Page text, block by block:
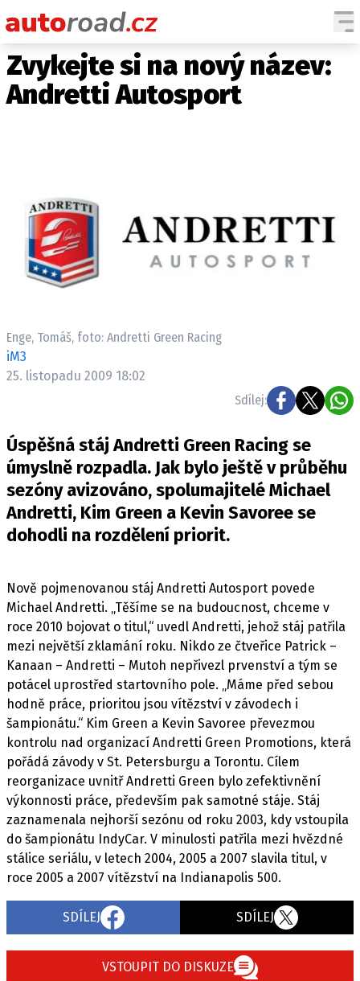
AUTA
TESTY AUT
ZAJÍMAVOSTI
TECHNIKA
EKONOMIKA
PROFI
TRH S ELEKTROMOBILY
RALLY
OSTATNÍ
Z DOMOVA
ZE SVĚTA
MOTORSPORT
PIT LANE
ČEŠI V AKCI
FIA CEZ & POHÁRY
MEZINÁRODNÍ SCÉNA
SLEDUJTE NÁS NA|
Pošlete e-mail na autoroad.cz
ETICKÝ KODEX
Zvykejte si na nový název:
Andretti Autosport
Enge, Tomáš, foto: Andretti Green Racing
iM3
25. listopadu 2009 18:02
Sdílej:
Úspěšná stáj Andretti Green Racing se
úmyslně rozpadla. Jak bylo ještě v průběhu
sezóny avizováno, spolumajitelé Michael
Andretti, Kim Green a Kevin Savoree se
dohodli na rozdělení priorit.
Nově pojmenovanou stáj Andretti Autosport povede
Michael Andretti. „Těšíme se na budoucnost, chceme v
roce 2010 bojovat o titul,“ uvedl Andretti, jehož stáj patřila
mezi největší zklamání roku. Nikdo ze čtveřice Patrick –
Kanaan – Andretti – Mutoh nepřivezl prvenství a tým se
potácel uprostřed startovního pole. „Máme před sebou
hodně práce, prioritou jsou vítězství v závodech i
šampionátu.“ Kim Green a Kevin Savoree převezmou
kontrolu nad organizací Andretti Green Promotions, která
pořádá závody v St. Petersburgu a Torontu. Cílem
reorganizace uvnitř Andretti Green bylo zefektivnění
výkonnosti práce, především pak samotné stáje. Stáj
zaznamenala nejhorší sezónu od roku 2003, kdy vstoupila
do šampionátu IndyCar. V minulosti patřila mezi hvězdné
stálice seriálu, v letech 2004, 2005 a 2007 slavila titul, v
roce 2005 a 2007 vítězství na Indianapolis 500.
SDÍLEJ SDÍLEJ
VSTOUPIT DO DISKUZE